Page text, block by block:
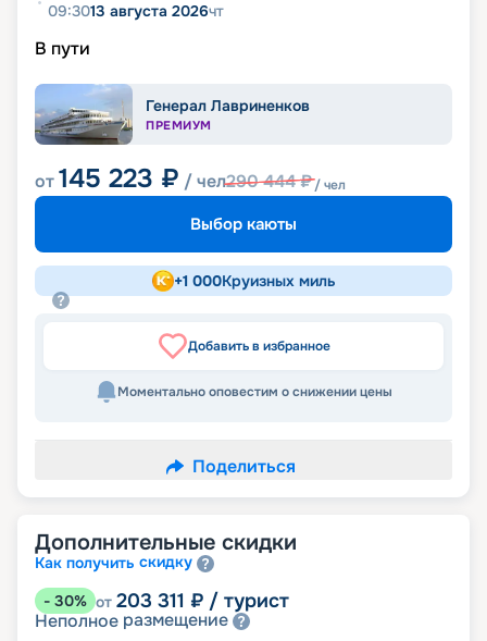
09:3013 августа 2026чт
В пути
Генерал Лавриненков
ПРЕМИУМ
от145 223 ₽ / чел290 444₽/ чел
Выбор каюты
+1 000Круизных миль
Добавить в избранное
Моментально оповестим о снижении цены
Поделиться
Дополнительные скидки
Как получить скидку
- 30% от 203 311 ₽ / турист
Неполное размещение